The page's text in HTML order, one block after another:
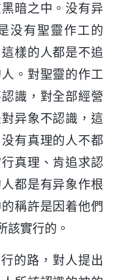
暗之中。没有异
没有聖靈作工的
樣的人都是不追
。對聖靈的作工
識，對全部經營
异象不認識，這
有真理的人不都
真理、肯追求認
都是有异象作根
稱許是因着他們
該實行的。
的路，對人提出